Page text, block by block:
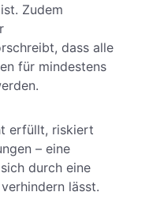
Zudem
dass alle
für mindestens
erfüllt, riskiert
– eine
durch eine
lässt.